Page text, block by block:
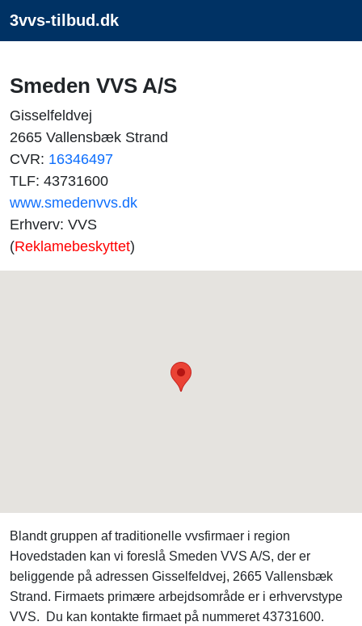
3vvs-tilbud.dk
Smeden VVS A/S
Gisselfeldvej
2665 Vallensbæk Strand
CVR: 16346497
TLF: 43731600
www.smedenvvs.dk
Erhverv: VVS
(Reklamebeskyttet)
Blandt gruppen af traditionelle vvsfirmaer i region
Hovedstaden kan vi foreslå Smeden VVS A/S, der er
beliggende på adressen Gisselfeldvej, 2665 Vallensbæk
Strand. Firmaets primære arbejdsområde er i erhvervstype
VVS. Du kan kontakte firmaet på nummeret 43731600.